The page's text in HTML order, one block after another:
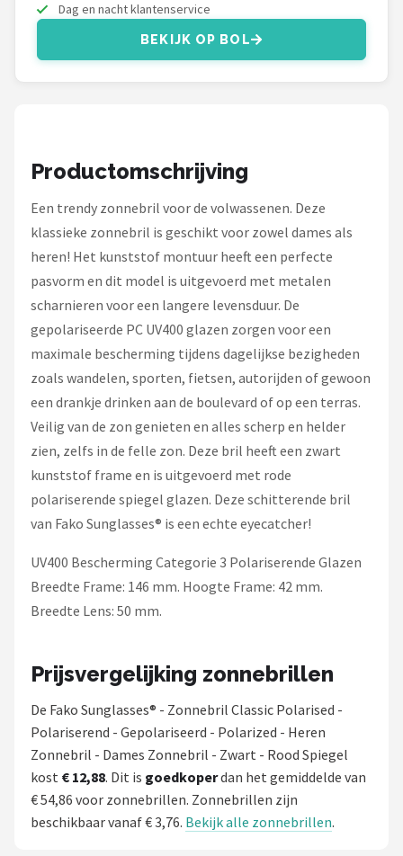
Dag en nacht klantenservice
BEKIJK OP BOL
Productomschrijving
Een trendy zonnebril voor de volwassenen. Deze
klassieke zonnebril is geschikt voor zowel dames als
heren! Het kunststof montuur heeft een perfecte
pasvorm en dit model is uitgevoerd met metalen
scharnieren voor een langere levensduur. De
gepolariseerde PC UV400 glazen zorgen voor een
maximale bescherming tijdens dagelijkse bezigheden
zoals wandelen, sporten, fietsen, autorijden of gewoon
een drankje drinken aan de boulevard of op een terras.
Veilig van de zon genieten en alles scherp en helder
zien, zelfs in de felle zon. Deze bril heeft een zwart
kunststof frame en is uitgevoerd met rode
polariserende spiegel glazen. Deze schitterende bril
van Fako Sunglasses® is een echte eyecatcher!
UV400 Bescherming Categorie 3 Polariserende Glazen
Breedte Frame: 146 mm. Hoogte Frame: 42 mm.
Breedte Lens: 50 mm.
Prijsvergelijking zonnebrillen
De Fako Sunglasses® - Zonnebril Classic Polarised -
Polariserend - Gepolariseerd - Polarized - Heren
Zonnebril - Dames Zonnebril - Zwart - Rood Spiegel
kost € 12,88. Dit is goedkoperdan het gemiddelde van
€ 54,86 voor zonnebrillen. Zonnebrillen zijn
beschikbaar vanaf € 3,76. Bekijk alle zonnebrillen.